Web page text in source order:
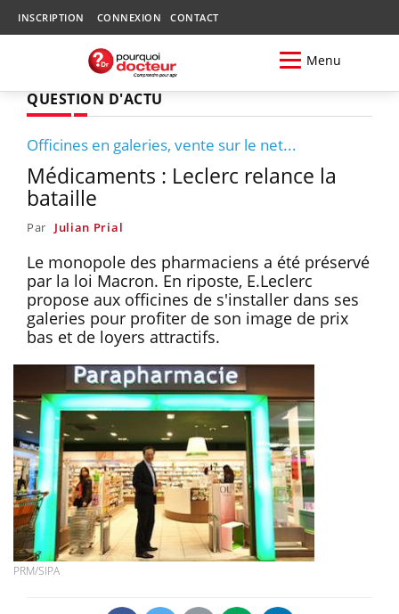
INSCRIPTION CONNEXION CONTACT
Menu
QUESTION D'ACTU
Officines en galeries, vente sur le net...
Médicaments : Leclerc relance la
bataille
Par Julian Prial
Le monopole des pharmaciens a été préservé
par la loi Macron. En riposte, E.Leclerc
propose aux officines de s'installer dans ses
galeries pour profiter de son image de prix
bas et de loyers attractifs.
PRM/SIPA